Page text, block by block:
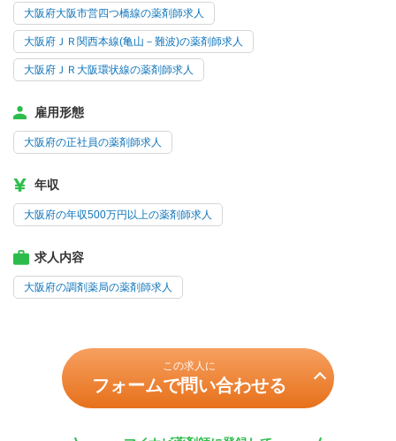
大阪府大阪市営四つ橋線の薬剤師求人
大阪府ＪＲ関西本線(亀山－難波)の薬剤師求人
大阪府ＪＲ大阪環状線の薬剤師求人
雇用形態
大阪府の正社員の薬剤師求人
年収
大阪府の年収500万円以上の薬剤師求人
求人内容
大阪府の調剤薬局の薬剤師求人
この求人に
フォームで問い合わせる